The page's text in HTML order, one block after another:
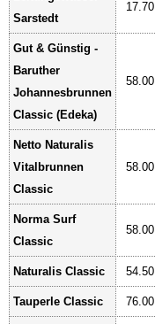
Sarstedt
17.70
Gut & Günstig -
Baruther
Johannesbrunnen
Classic (Edeka)
58.00
Netto Naturalis
Vitalbrunnen
Classic
58.00
Norma Surf
Classic
58.00
Naturalis Classic 54.50
Tauperle Classic 76.00